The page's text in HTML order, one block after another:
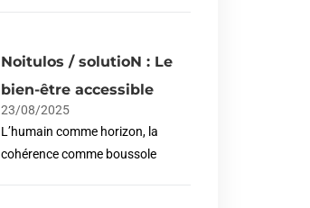
Noitulos / solutioN : Le
bien-être accessible
23/08/2025
L’humain comme horizon, la
cohérence comme boussole